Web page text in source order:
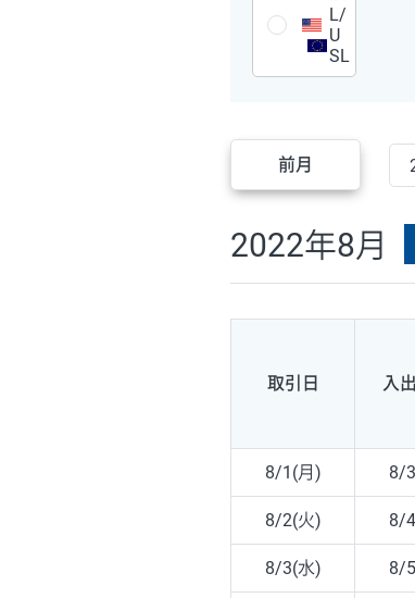
L/
U
SL
前月
2022年8月
取引日 入出
8/1(月) 8/
8/2(火) 8/
8/3(水) 8/